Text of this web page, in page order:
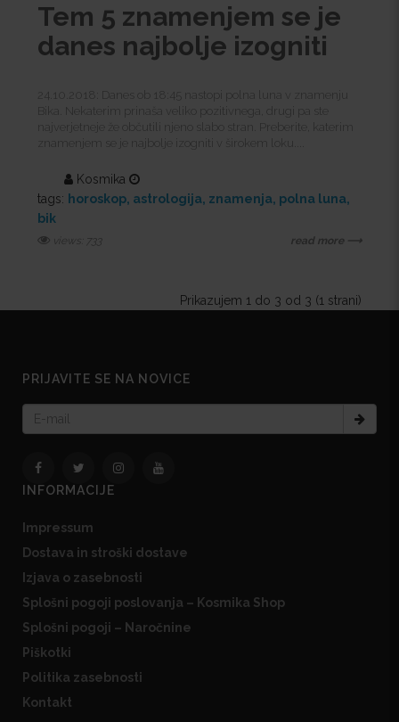
Tem 5 znamenjem se je
danes najbolje izogniti
24.10.2018: Danes ob 18:45 nastopi polna luna v znamenju
Bika. Nekaterim prinaša veliko pozitivnega, drugi pa ste
najverjetneje že občutili njeno slabo stran. Preberite, katerim
znamenjem se je najbolje izogniti v širokem loku....
Kosmika
tags: horoskop astrologija znamenja polna luna
bik
views: 733 read more ⟶
Prikazujem 1 do 3 od 3 (1 strani)
PRIJAVITE SE NA NOVICE
INFORMACIJE
Impressum
Dostava in stroški dostave
Izjava o zasebnosti
Splošni pogoji poslovanja – Kosmika Shop
Splošni pogoji – Naročnine
Piškotki
Politika zasebnosti
Kontakt